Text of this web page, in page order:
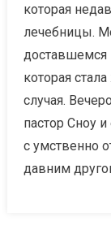
которая
лечебницы.
доставшемся
которая
случая.
пастор Сноу
с умственно
давним